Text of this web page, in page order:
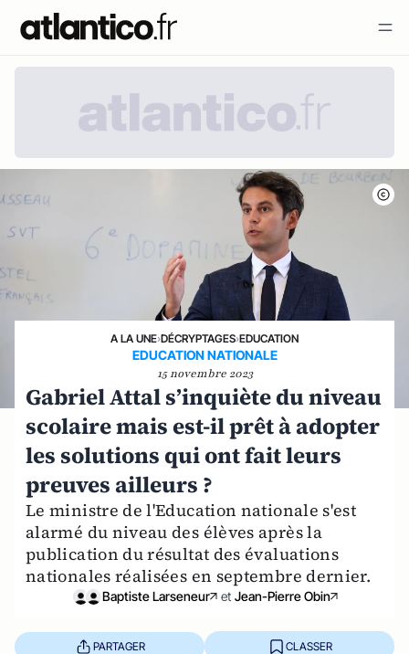
A LA UNE›DÉCRYPTAGES›EDUCATION
EDUCATION NATIONALE
15 novembre 2023
Gabriel Attal s’inquiète du niveau
scolaire mais est-il prêt à adopter
les solutions qui ont fait leurs
preuves ailleurs ?
Le ministre de l'Education nationale s'est
alarmé du niveau des élèves après la
publication du résultat des évaluations
nationales réalisées en septembre dernier.
Baptiste Larseneur et Jean-Pierre Obin
PARTAGER CLASSER